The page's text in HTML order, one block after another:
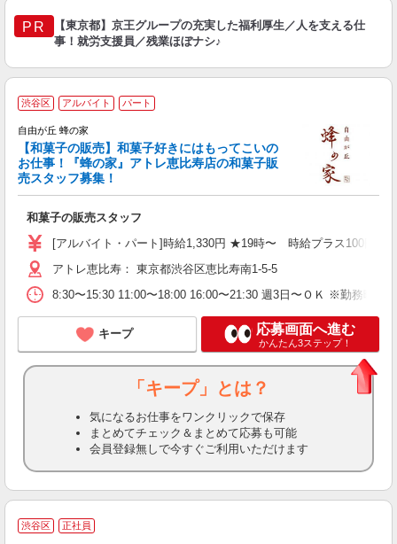
PR
【東京都】京王グループの充実した福利厚生／人を支える仕
事！就労支援員／残業ほぼナシ♪
渋谷区 アルバイト パート
自由が丘 蜂の家
【和菓子の販売】和菓子好きにはもってこいの
お仕事！『蜂の家』アトレ恵比寿店の和菓子販
売スタッフ募集！
和菓子の販売スタッフ
[アルバイト・パート]時給1,330円 ★19時〜 時給プラス100円
アトレ恵比寿： 東京都渋谷区恵比寿南1-5-5
8:30〜15:30 11:00〜18:00 16:00〜21:30 週3日〜ＯＫ ※勤務曜日
キープ 応募画面へ進む
かんたん3ステップ！
「キープ」とは？
気になるお仕事をワンクリックで保存
まとめてチェック＆まとめて応募も可能
会員登録無しで今すぐご利用いただけます
渋谷区 正社員